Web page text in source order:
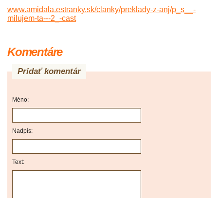
www.amidala.estranky.sk/clanky/preklady-z-anj/p_s__-
milujem-ta---2_-cast
Komentáre
Pridať komentár
Méno:
Nadpis:
Text: